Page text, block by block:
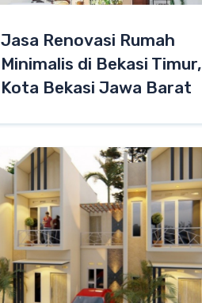
Jasa Renovasi Rumah
Minimalis di Bekasi Timur,
Kota Bekasi Jawa Barat